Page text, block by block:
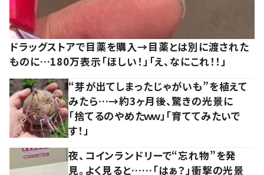
ドラッグストアで目薬を購入→目薬とは別に渡された
ものに…180万表示「ほしい！」「え、なにこれ！！」
“芽が出てしまったじゃがいも”を植えて
みたら…→約3ヶ月後、驚きの光景に
「捨てるのやめたｗｗ」「育ててみたいで
す！」
夜、コインランドリーで“忘れ物”を発
見。よく見ると……「はぁ？」衝撃の光景